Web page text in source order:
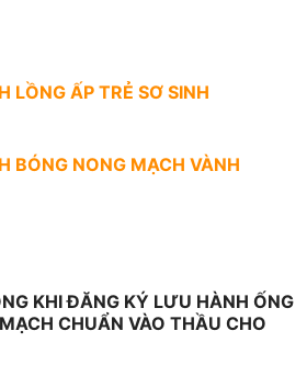
LỒNG ẤP TRẺ SƠ SINH
BÓNG NONG MẠCH VÀNH
KHI ĐĂNG KÝ LƯU HÀNH ỐNG
CHUẨN VÀO THẦU CHO